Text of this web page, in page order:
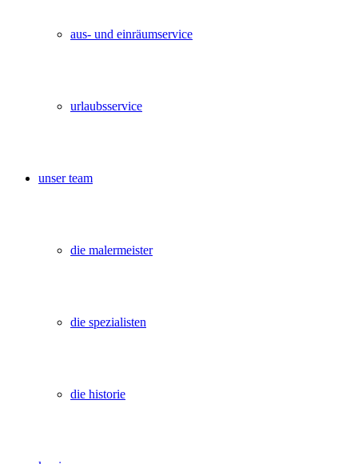
aus- und einräumservice
urlaubsservice
unser team
die malermeister
die spezialisten
die historie